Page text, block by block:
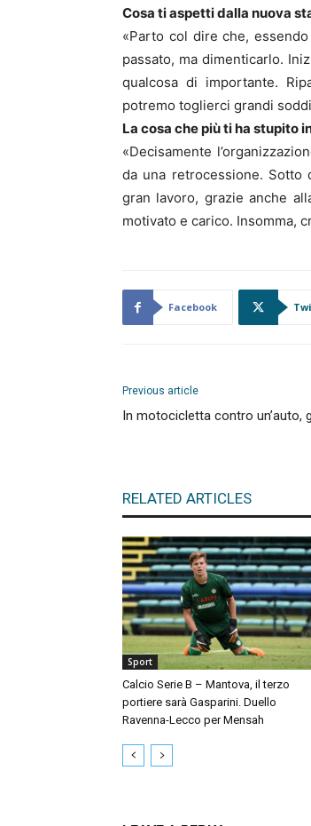
Cosa ti aspetti dalla nuova
«Parto col dire che,
passato, ma dimenticarlo.
qualcosa di importante.
potremo toglierci grandi
La cosa che più ti ha stupito
«Decisamente
da una retrocessione.
gran lavoro, grazie anche
motivato e carico. Insomma,
Facebook
Previous article
In motocicletta contro un’auto,
RELATED ARTICLES
Sport
Calcio Serie B – Mantova, il terzo
portiere sarà Gasparini. Duello
Ravenna-Lecco per Mensah